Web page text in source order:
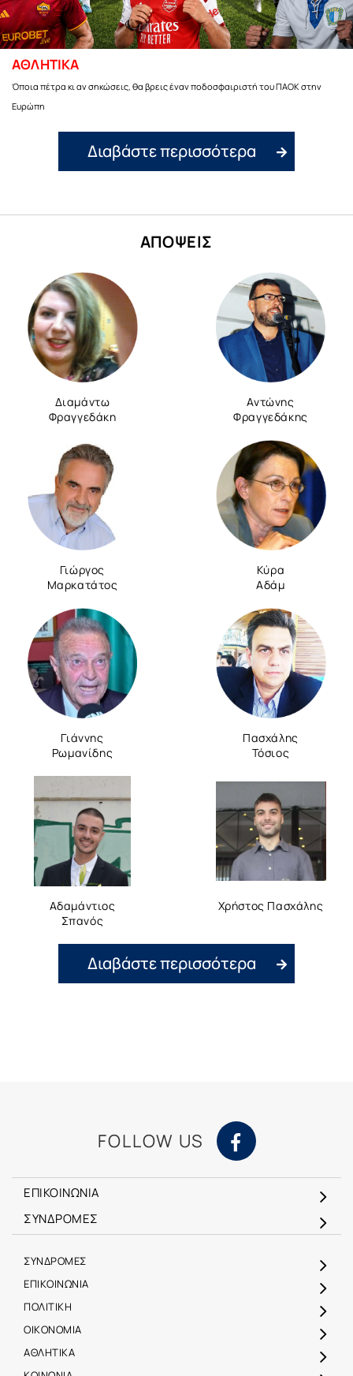
ΑΘΛΗΤΙΚΑ
Όποια πέτρα κι αν σηκώσεις, θα βρεις έναν ποδοσφαιριστή του ΠΑΟΚ στην
Ευρώπη
Διαβάστε περισσότερα
ΑΠΟΨΕΙΣ
Διαμάντω
Φραγγεδάκη
Αντώνης
Φραγγεδάκης
Γιώργος
Μαρκατάτος
Κύρα
Αδάμ
Γιάννης
Ρωμανίδης
Πασχάλης
Τόσιος
Αδαμάντιος
Σπανός
Χρήστος Πασχάλης
Διαβάστε περισσότερα
FOLLOW US
ΕΠΙΚΟΙΝΩΝΙΑ
ΣΥΝΔΡΟΜΕΣ
ΣΥΝΔΡΟΜΕΣ
ΕΠΙΚΟΙΝΩΝΙΑ
ΠΟΛΙΤΙΚΗ
ΟΙΚΟΝΟΜΙΑ
ΑΘΛΗΤΙΚΑ